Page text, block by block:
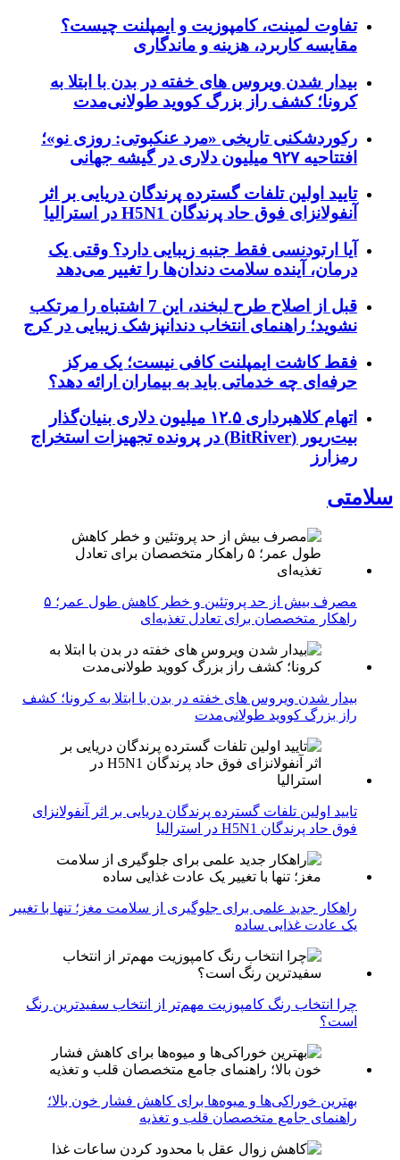
تفاوت لمینت، کامپوزیت و ایمپلنت چیست؟
مقایسه کاربرد، هزینه و ماندگاری
بیدار شدن ویروس‌ های خفته در بدن با ابتلا به
کرونا؛ کشف راز بزرگ کووید طولانی‌مدت
رکوردشکنی تاریخی «مرد عنکبوتی: روزی نو»؛
افتتاحیه ۹۲۷ میلیون دلاری در گیشه جهانی
تایید اولین تلفات گسترده پرندگان دریایی بر اثر
آنفولانزای فوق حاد پرندگان H5N1 در استرالیا
آیا ارتودنسی فقط جنبه زیبایی دارد؟ وقتی یک
درمان، آینده سلامت دندان‌ها را تغییر می‌دهد
قبل از اصلاح طرح لبخند، این 7 اشتباه را مرتکب
نشوید؛ راهنمای انتخاب دندانپزشک زیبایی در کرج
فقط کاشت ایمپلنت کافی نیست؛ یک مرکز
حرفه‌ای چه خدماتی باید به بیماران ارائه دهد؟
اتهام کلاهبرداری ۱۲.۵ میلیون دلاری بنیان‌گذار
بیت‌ریور (BitRiver) در پرونده تجهیزات استخراج
رمزارز
سلامتی
مصرف بیش از حد پروتئین و خطر کاهش طول عمر؛ ۵
راهکار متخصصان برای تعادل تغذیه‌ای
بیدار شدن ویروس‌ های خفته در بدن با ابتلا به کرونا؛ کشف
راز بزرگ کووید طولانی‌مدت
تایید اولین تلفات گسترده پرندگان دریایی بر اثر آنفولانزای
فوق حاد پرندگان H5N1 در استرالیا
راهکار جدید علمی برای جلوگیری از سلامت مغز؛ تنها با تغییر
یک عادت غذایی ساده
چرا انتخاب رنگ کامپوزیت مهم‌تر از انتخاب سفیدترین رنگ
است؟
بهترین خوراکی‌ها و میوه‌ها برای کاهش فشار خون بالا؛
راهنمای جامع متخصصان قلب و تغذیه